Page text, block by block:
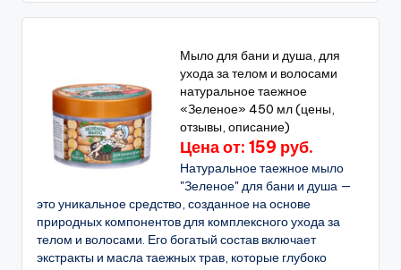
Мыло для бани и душа, для
ухода за телом и волосами
натуральное таежное
«Зеленое» 450 мл (цены,
отзывы, описание)
Цена от: 159 руб.
Натуральное таежное мыло
"Зеленое" для бани и душа —
это уникальное средство, созданное на основе
природных компонентов для комплексного ухода за
телом и волосами. Его богатый состав включает
экстракты и масла таежных трав, которые глубоко